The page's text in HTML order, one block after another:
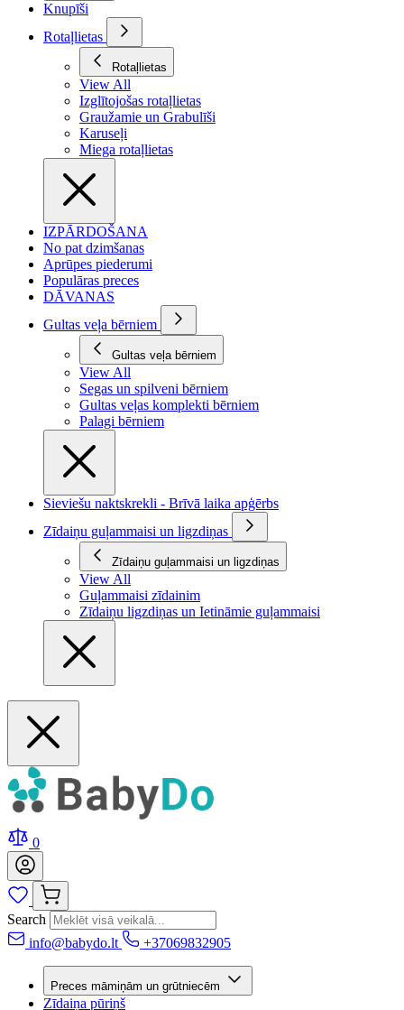
Knupīši
Rotaļlietas
Rotaļlietas
View All
Izglītojošas rotaļlietas
Graužamie un Grabulīši
Karuseļi
Miega rotaļlietas
IZPĀRDOŠANA
No pat dzimšanas
Aprūpes piederumi
Populāras preces
DĀVANAS
Gultas veļa bērniem
Gultas veļa bērniem
View All
Segas un spilveni bērniem
Gultas veļas komplekti bērniem
Palagi bērniem
Sieviešu naktskrekli - Brīvā laika apģērbs
Zīdaiņu guļammaisi un ligzdiņas
Zīdaiņu guļammaisi un ligzdiņas
View All
Guļammaisi zīdainim
Zīdaiņu ligzdiņas un Ietināmie guļammaisi
0
Search
info@babydo.lt
+37069832905
Preces māmiņām un grūtniecēm
Zīdaiņa pūriņš